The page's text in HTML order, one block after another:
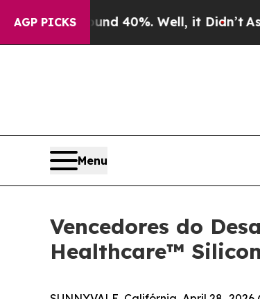
AGP PICKS
Around 40%. Well, it Didn’t As war
Menu
Vencedores do
Healthcare™